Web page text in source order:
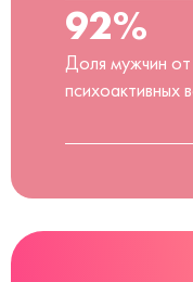
92%
Доля мужчин
психоактивных